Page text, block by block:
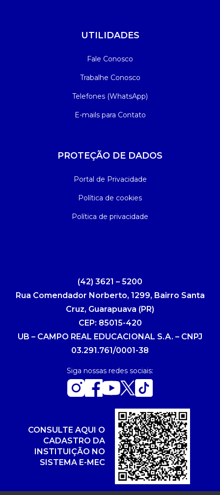
UTILIDADES
Fale Conosco
Trabalhe Conosco
Telefones (WhatsApp)
E-mails para Contato
PROTEÇÃO DE DADOS
Portal de Privacidade
Política de cookies
Política de privacidade
(42) 3621 – 5200
Rua Comendador Norberto, 1299, Bairro Santa
Cruz, Guarapuava (PR)
CEP: 85015-420
UB – CAMPO REAL EDUCACIONAL S.A. – CNPJ
03.291.761/0001-38
Siga nossas redes sociais:
CONSULTE AQUI O
CADASTRO DA
INSTITUIÇÃO NO
SISTEMA E-MEC